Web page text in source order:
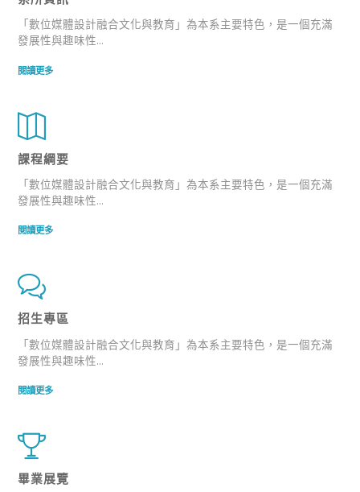
「數位媒體設計融合文化與教育」為本系主要特色，是一個充滿
發展性與趣味性...
閱讀更多
課程綱要
「數位媒體設計融合文化與教育」為本系主要特色，是一個充滿
發展性與趣味性...
閱讀更多
招生專區
「數位媒體設計融合文化與教育」為本系主要特色，是一個充滿
發展性與趣味性...
閱讀更多
畢業展覽